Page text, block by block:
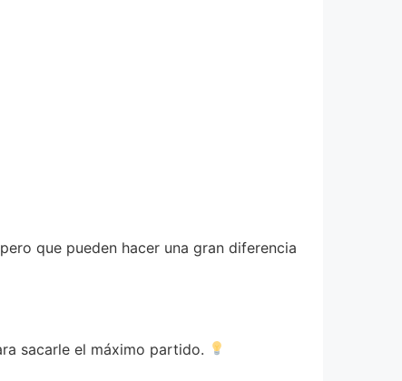
que pueden hacer una gran diferencia
sacarle el máximo partido.